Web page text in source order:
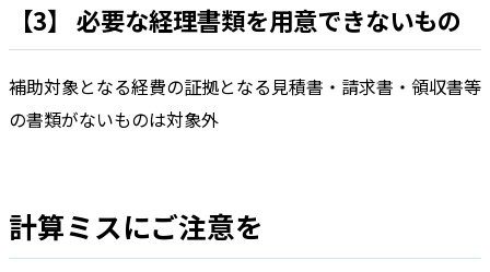
【3】 必要な経理書類を用意できないもの
補助対象となる経費の証拠となる見積書・請求書・領収書等
の書類がないものは対象外
計算ミスにご注意を